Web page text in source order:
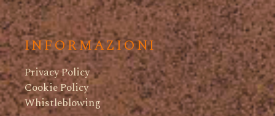
INFORMAZIONI
Privacy Policy
Cookie Policy
Whistleblowing